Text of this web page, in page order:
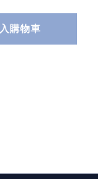
廠琴袋 Air
拾音器
購物車